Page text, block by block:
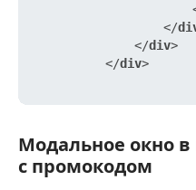
</
</div>
</div>
Модальное окно в
Модальное окно в
с промокодом